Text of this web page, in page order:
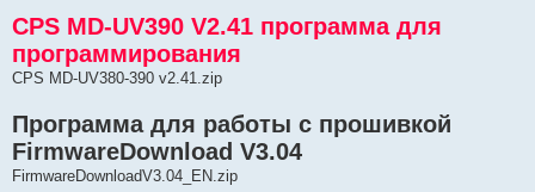
CPS MD-UV390 V2.41 программа для
программирования
CPS MD-UV380-390 v2.41.zip
Программа для работы с прошивкой
FirmwareDownload V3.04
FirmwareDownloadV3.04_EN.zip